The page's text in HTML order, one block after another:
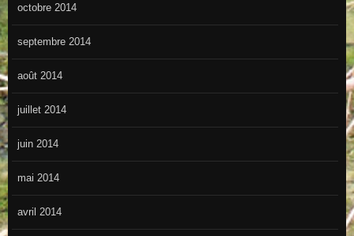
octobre 2014
septembre 2014
août 2014
juillet 2014
juin 2014
mai 2014
avril 2014